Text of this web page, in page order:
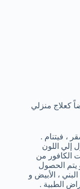
كعلاج منزلي
، فيتنام .
إلي اللون
الكافور من
يتم الحصول
، الأبيض و
الطبية .